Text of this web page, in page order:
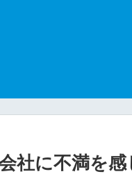
社に不満を感